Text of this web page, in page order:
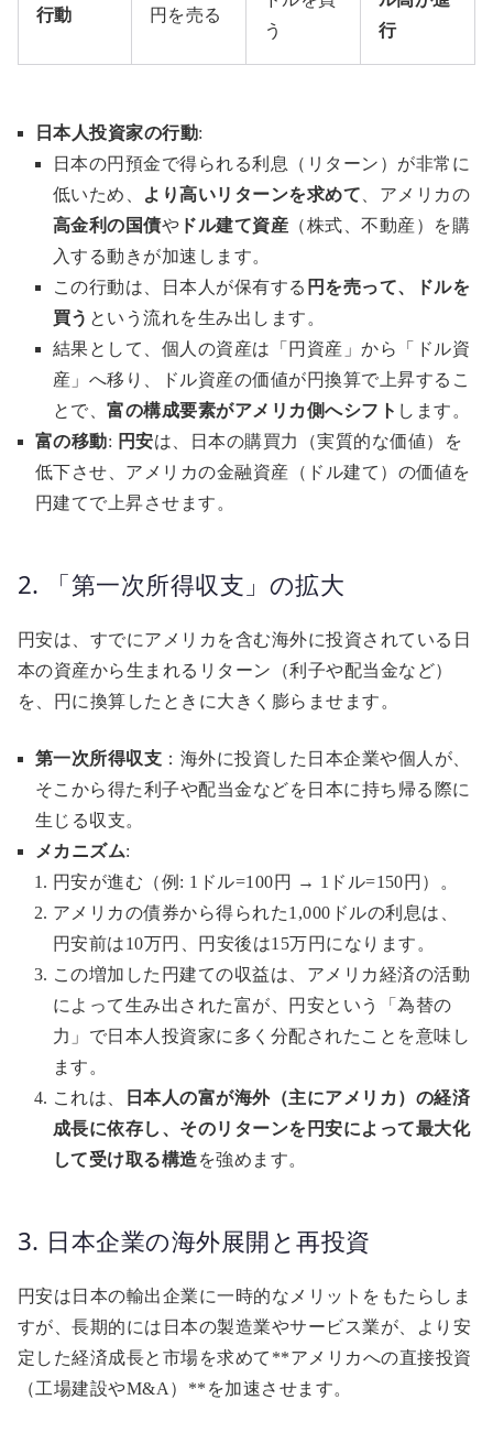
行動
円を売る
う
行
日本人投資家の行動:
日本の円預金で得られる利息（リターン）が非常に
低いため、 より高いリターンを求めて 、アメリカの
高金利の国債や ドル建て資産 （株式、不動産）を購
入する動きが加速します。
この行動は、日本人が保有する 円を売って、ドルを
買う という流れを生み出します。
結果として、個人の資産は「円資産」から「ドル資
産」へ移り、ドル資産の価値が円換算で上昇するこ
とで、富の構成要素がアメリカ側へシフト します。
富の移動: 円安は、日本の購買力（実質的な価値）を
低下させ、アメリカの金融資産（ドル建て）の価値を
円建てで上昇させます。
2. 「第一次所得収支」の拡大
円安は、すでにアメリカを含む海外に投資されている日
本の資産から生まれるリターン（利子や配当金など）
を、円に換算したときに大きく膨らませます。
第一次所得収支 ：海外に投資した日本企業や個人が、
そこから得た利子や配当金などを日本に持ち帰る際に
生じる収支。
メカニズム:
円安が進む（例: 1ドル=100円 → 1ドル=150円）。
アメリカの債券から得られた1,000ドルの利息は、
円安前は10万円、円安後は15万円になります。
この増加した円建ての収益は、アメリカ経済の活動
によって生み出された富が、円安という「為替の
力」で日本人投資家に多く分配されたことを意味し
ます。
これは、
日本人の富が海外（主にアメリカ）の経済
成長に依存し、そのリターンを円安によって最大化
して受け取る構造を強めます。
3. 日本企業の海外展開と再投資
円安は日本の輸出企業に一時的なメリットをもたらしま
すが、長期的には日本の製造業やサービス業が、より安
定した経済成長と市場を求めて**アメリカへの直接投資
（工場建設やM&A）**を加速させます。